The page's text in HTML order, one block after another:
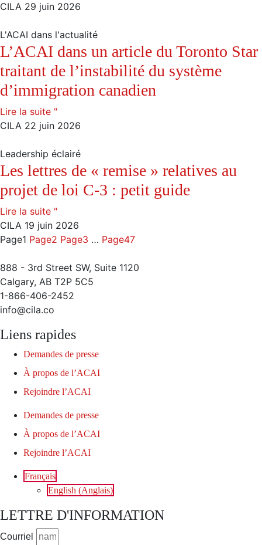
CILA 29 juin 2026
L'ACAI dans l'actualité
L’ACAI dans un article du Toronto Star
traitant de l’instabilité du système
d’immigration canadien
Lire la suite "
CILA 22 juin 2026
Leadership éclairé
Les lettres de « remise » relatives au
projet de loi C-3 : petit guide
Lire la suite "
CILA 19 juin 2026
Page1 Page2 Page3 … Page47
888 - 3rd Street SW, Suite 1120
Calgary, AB T2P 5C5
1-866-406-2452
info@cila.co
Liens rapides
Demandes de presse
À propos de l’ACAI
Rejoindre l’ACAI
Demandes de presse
À propos de l’ACAI
Rejoindre l’ACAI
Français
English (Anglais)
LETTRE D'INFORMATION
Courriel